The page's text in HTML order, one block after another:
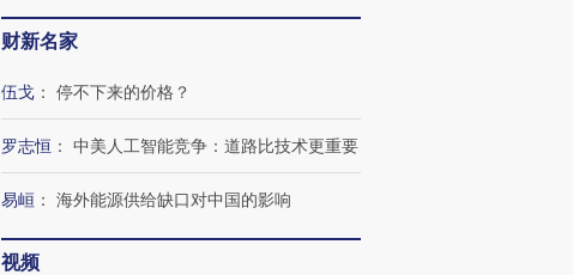
财新名家
伍戈 ： 停不下来的价格？
罗志恒 ： 中美人工智能竞争：道路比技术更重要
易峘 ： 海外能源供给缺口对中国的影响
视频